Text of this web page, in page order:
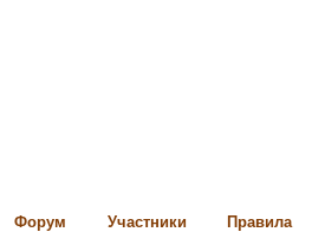
Форум Участники Правила